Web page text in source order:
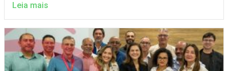
Leia mais